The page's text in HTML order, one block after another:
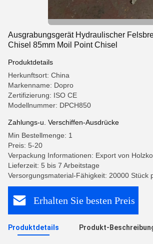
Ausgrabungsgerät Hydraulischer
Chisel 85mm Moil Point Chisel
Produktdetails
Herkunftsort: China
Markenname: Dopro
Zertifizierung: ISO CE
Modellnummer: DPCH850
Zahlungs-u. Verschiffen-Ausdrücke
Min Bestellmenge: 1
Preis: 5-20
Verpackung Informationen: Export von
Lieferzeit: 5 bis 7 Arbeitstage
Versorgungsmaterial-Fähigkeit: 20000 Stück
Erhalten Sie besten Preis
Produktdetails Produkt-